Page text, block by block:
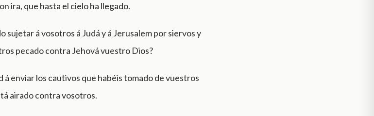
ira, que hasta el cielo ha llegado.
sujetar á vosotros á Judá y á Jerusalem por siervos y
pecado contra Jehová vuestro Dios?
á enviar los cautivos que habéis tomado de vuestros
airado contra vosotros.